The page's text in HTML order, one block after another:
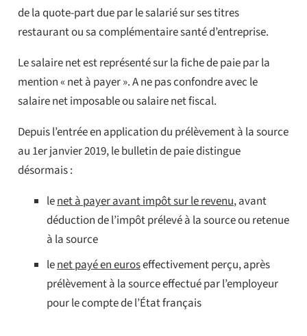
de la quote-part due par le salarié sur ses titres
restaurant ou sa complémentaire santé d’entreprise.
Le salaire net est représenté sur la fiche de paie par la
mention « net à payer ». A ne pas confondre avec le
salaire net imposable ou salaire net fiscal.
Depuis l’entrée en application du prélèvement à la source
au 1er janvier 2019, le bulletin de paie distingue
désormais :
lenet à payer avant impôt sur le revenu, avant
déduction de l’impôt prélevé à la source ou retenue
à la source
lenet payé en euroseffectivement perçu, après
prélèvement à la source effectué par l’employeur
pour le compte de l’État français